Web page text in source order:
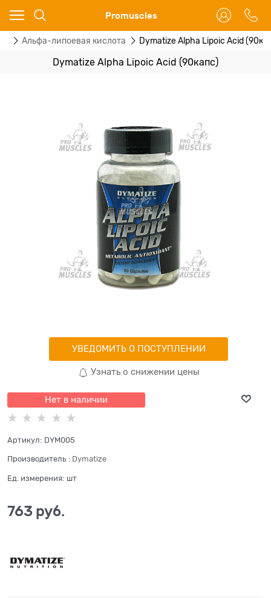
Promuscles
Альфа-липоевая кислота Dymatize Alpha Lipoic Acid
Dymatize Alpha Lipoic Acid (90капс)
УВЕДОМИТЬ О ПОСТУПЛЕНИИ
Узнать о снижении цены
Нет в наличии
Артикул: DYM005
Производитель : Dymatize
Ед. измерения: шт
763 руб.
Ваш город - Москва,
угадали?
ДА НЕТ